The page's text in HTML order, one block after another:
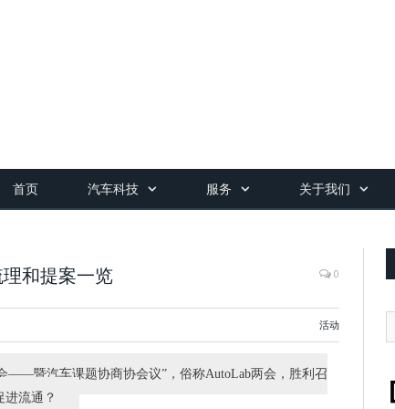
首页 汽车科技 服务 关于我们
和提案一览 0
活动
——暨汽车课题协商协会议”，俗称AutoLab两会，胜利召
流通？